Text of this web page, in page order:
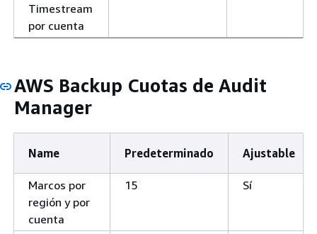
Timestream
por cuenta
AWS Backup Cuotas de Audit
Manager
Name Predeterminado Ajustable
Marcos por
región y por
cuenta
15 Sí